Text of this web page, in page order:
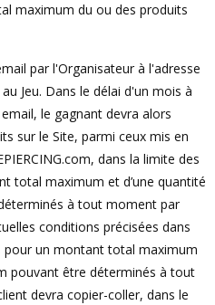
maximum du ou des produits
par l'Organisateur à l'adresse
Jeu. Dans le délai d'un mois à
le gagnant devra alors
sur le Site, parmi ceux mis en
dans la limite des
total maximum et d’une quantité
à tout moment par
conditions précisées dans
pour un montant total maximum
pouvant être déterminés à tout
devra copier-coller, dans le